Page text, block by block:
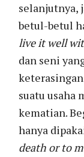
selanjutnya,
betul-betul
live it well
dan seni
suatu usaha
kematian.
hanya
death or to